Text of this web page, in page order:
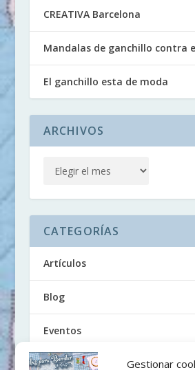
Gestionar
CREATIVA Barcelona
Mandalas de ganchillo contra
El ganchillo esta de moda
ARCHIVOS
CATEGORÍAS
Artículos
Blog
Eventos
Noticias